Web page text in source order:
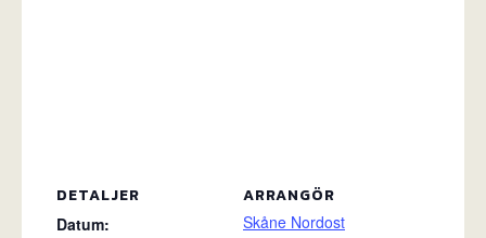
DETALJER
Datum:
ARRANGÖR
Skåne Nordost